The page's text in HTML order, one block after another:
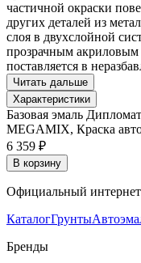
частичной окраски
других деталей из
слоя в двухслойной
прозрачным акриловым
поставляется в
Читать дальше
Характеристики
Базовая эмаль
MEGAMIX, Краска
6 359 ₽
В корзину
Официальный
КаталогГрунты
Бренды